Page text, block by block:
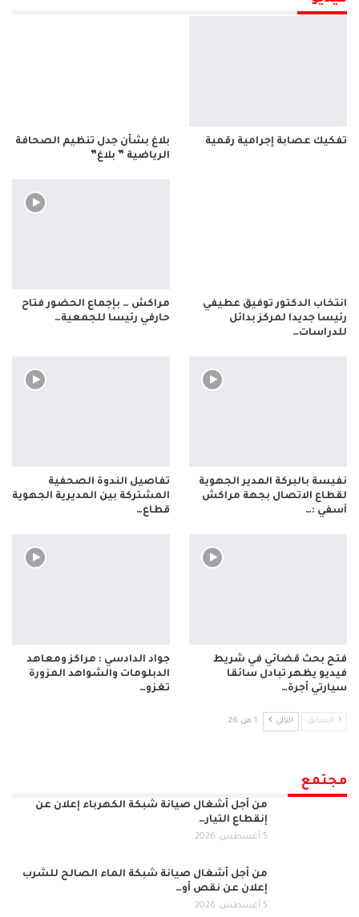
تفكيك عصابة إجرامية رقمية
بلاغ بشأن جدل تنظيم الصحافة
الرياضية ” بلاغ”
انتخاب الدكتور توفيق عطيفي
رئيسا جديدا لمركز بدائل
للدراسات…
مراكش … بإجماع الحضور فتاح
حارفي رئيسا للجمعية…
نفيسة بالبركة المدير الجهوية
لقطاع الاتصال بجهة مراكش
آسفي :…
تفاصيل الندوة الصحفية
المشتركة بين المديرية الجهوية
قطاع…
فتح بحث قضائي في شريط
فيديو يظهر تبادل سائقا
سيارتي أجرة…
جواد الدادسي : مراكز ومعاهد
الدبلومات والشواهد المزورة
تغزو…
السابق التالي 1 من 26
مجتمع
من أجل أشغال صيانة شبكة الكهرباء إعلان عن
إنقطاع التيار…
5 أغسطس, 2026
من أجل أشغال صيانة شبكة الماء الصالح للشرب
إعلان عن نقص أو…
5 أغسطس, 2026